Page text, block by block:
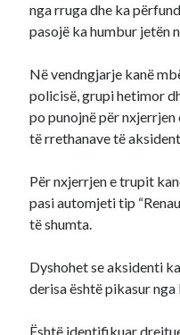
nga rruga dhe ka
pasojë ka humbur jetën
Në vendngjarje kanë
policisë, grupi hetimor
po punojnë për
të rrethanave të
Për nxjerrjen e trupit
pasi automjeti tip
të shumta.
Dyshohet se aksidenti
derisa është pikasur
Është identifikuar